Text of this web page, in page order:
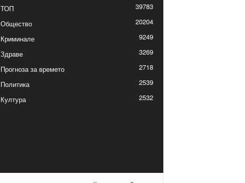
ТОП
39783
Общество
20204
Криминале
9249
Здраве
3269
Прогноза за времето
2718
Политика
2539
Култура
2532